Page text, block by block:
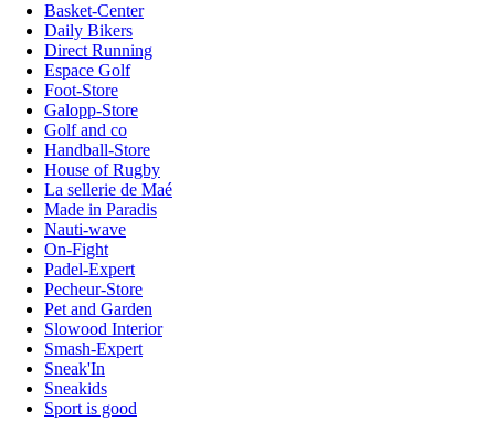
Basket-Center
Daily Bikers
Direct Running
Espace Golf
Foot-Store
Galopp-Store
Golf and co
Handball-Store
House of Rugby
La sellerie de Maé
Made in Paradis
Nauti-wave
On-Fight
Padel-Expert
Pecheur-Store
Pet and Garden
Slowood Interior
Smash-Expert
Sneak'In
Sneakids
Sport is good